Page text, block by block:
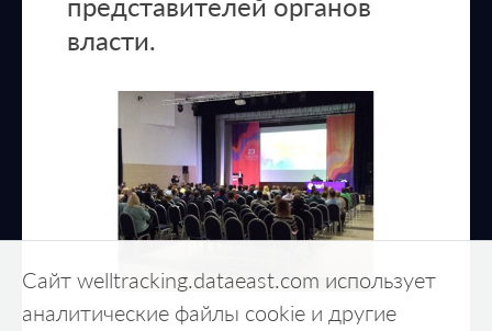
власти.
Сайт welltracking.dataeast.com использует
аналитические файлы cookie и другие